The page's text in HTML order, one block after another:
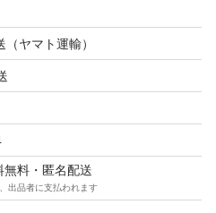
ヤマト運輸）
料・匿名配送
出品者に支払われます